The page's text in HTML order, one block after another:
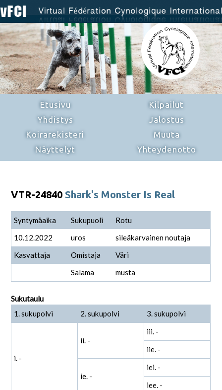
Etusivu
Yhdistys
Koirarekisteri
Näyttelyt
Kilpailut
Jalostus
Muuta
Yhteydenotto
VTR-24840 Shark's Monster Is Real
Syntymäaika Sukupuoli
Rotu
10.12.2022
uros
sileäkarvainen noutaja
Kasvattaja
Omistaja
Väri
Salama
musta
Sukutaulu
1. sukupolvi
2. sukupolvi 3. sukupolvi
i. -
ii. -
iii. -
iie. -
ie. -
iei. -
iee. -